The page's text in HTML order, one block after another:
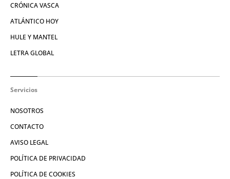
CRÓNICA VASCA
ATLÁNTICO HOY
HULE Y MANTEL
LETRA GLOBAL
Servicios
NOSOTROS
CONTACTO
AVISO LEGAL
POLÍTICA DE PRIVACIDAD
POLÍTICA DE COOKIES